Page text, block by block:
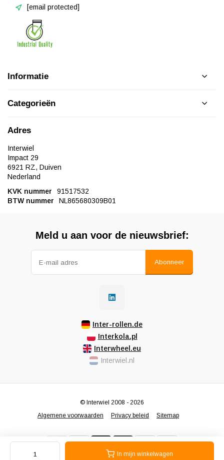
In mijn winkelwagen
[email protected]
Informatie
Categorieën
Adres
Interwiel
Impact 29
6921 RZ, Duiven
Nederland
KVK nummer
91517532
BTW nummer
NL865680309B01
Meld u aan voor de nieuwsbrief:
Abonneer
Inter-rollen.de
Interkola.pl
Interwheel.eu
Interwiel.nl
Algemene voorwaarden Privacy beleid Sitemap
© Interwiel 2008 - 2026